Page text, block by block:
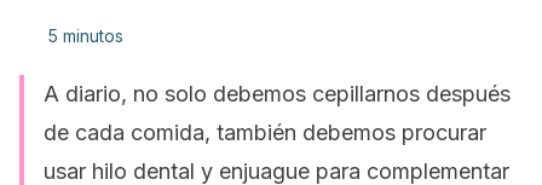
5 minutos
A diario, no solo debemos cepillarnos después
de cada comida, también debemos procurar
usar hilo dental y enjuague para complementar